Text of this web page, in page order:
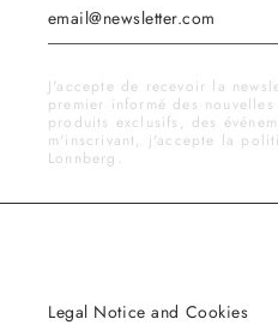
J'accepte de recevoir la
premier informé des
produits exclusifs, des
m'inscrivant, j'accepte la
Lonnberg.
Legal Notice and Cookies